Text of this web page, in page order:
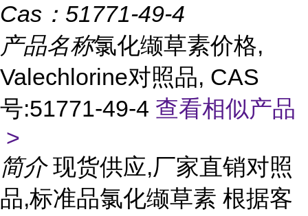
Cas： 51771-49-4
产品名称氯化缬草素价格,
Valechlorine对照品, CAS
号:51771-49-4 查看相似产品
>
简介 现货供应,厂家直销对照
品,标准品氯化缬草素 根据客